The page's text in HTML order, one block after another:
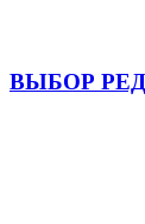
ВЫБОР